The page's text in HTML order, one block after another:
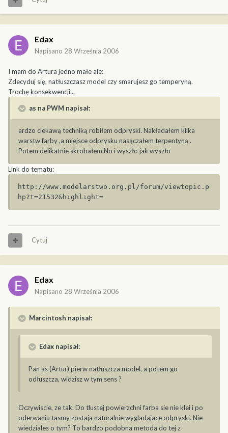
Edax
Napisano 28 Września 2006
I mam do Artura jedno małe ale:
Zdecyduj się, natłuszczasz model czy smarujesz go temperyną.
Trochę konsekwencji...
as na PWM napisał:
ardzo ciekawą techniką robiłem odpryski. Nakładałem kilka
warstw farby ,a miejsce odprysku nasączałem terpentyną .
Potem delikatnie skrobałem.No i wyszło jak wyszło
Link do tematu:
http://www.modelarstwo.org.pl/forum/viewtopic.p
hp?t=21532&highlight=
Cytuj
Edax
Napisano 28 Września 2006
Marcintosh napisał:
Edax napisał:
Pan as (Artur) pierw natłuszcza model, a potem go
odłuszcza, widzisz w tym sens ?
Oczywiscie, ze tak. Do tlustej powierzchni farba sie nie klei i po
oderwaniu tasmy zostaja naturalnie wygladajace odpryski. Nie
wiedziales o tym? To bardzo podobna metoda do tej z